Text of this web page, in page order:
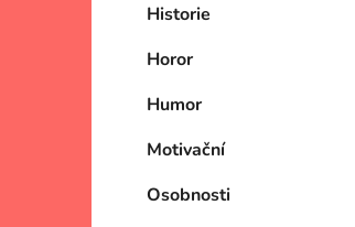
Historie
Horor
Humor
Motivační
Osobnosti